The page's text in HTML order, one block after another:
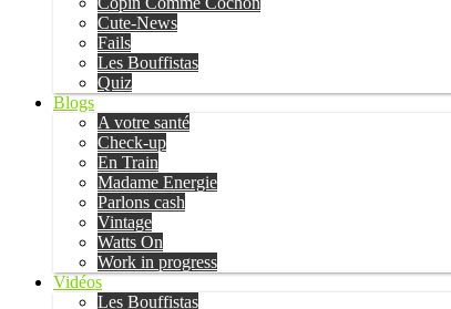
Cute-News
Fails
Les Bouffistas
Quiz
Blogs
A votre santé
Check-up
En Train
Madame Energie
Parlons cash
Vintage
Watts On
Work in progress
Vidéos
Les Bouffistas